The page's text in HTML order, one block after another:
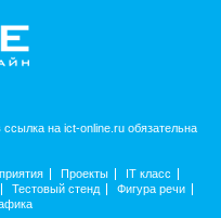
на ict-online.ru обязательна
Проекты
IT класс
Тестовый стенд
Фигура речи